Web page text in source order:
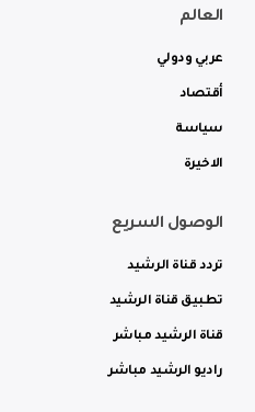
العالم
عربي ودولي
أقتصاد
سياسة
الاخيرة
الوصول السريع
تردد قناة الرشيد
تطبيق قناة الرشيد
قناة الرشيد مباشر
راديو الرشيد مباشر